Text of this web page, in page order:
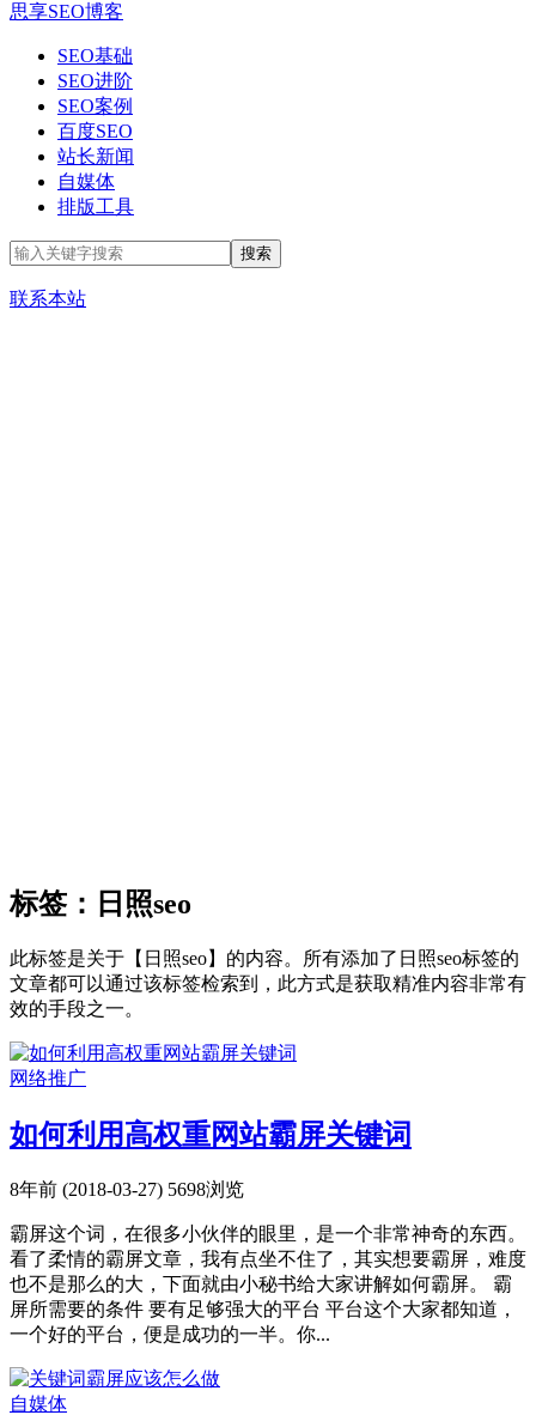
思享SEO博客
SEO基础
SEO进阶
SEO案例
百度SEO
站长新闻
自媒体
排版工具
联系本站
标签：日照seo
此标签是关于【日照seo】的内容。所有添加了日照seo标签的
文章都可以通过该标签检索到，此方式是获取精准内容非常有
效的手段之一。
网络推广
如何利用高权重网站霸屏关键词
8年前 (2018-03-27) 5698浏览
霸屏这个词，在很多小伙伴的眼里，是一个非常神奇的东西。
看了柔情的霸屏文章，我有点坐不住了，其实想要霸屏，难度
也不是那么的大，下面就由小秘书给大家讲解如何霸屏。 霸
屏所需要的条件 要有足够强大的平台 平台这个大家都知道，
一个好的平台，便是成功的一半。你...
自媒体